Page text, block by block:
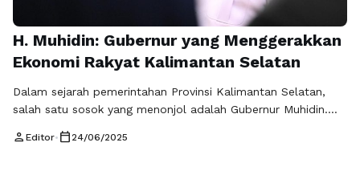
H. Muhidin: Gubernur yang Menggerakkan
Ekonomi Rakyat Kalimantan Selatan
Dalam sejarah pemerintahan Provinsi Kalimantan Selatan,
salah satu sosok yang menonjol adalah Gubernur Muhidin.
Muhidin, Provinsi Kalimantan Selatan tidak hanya
person Editor• calendar_today 24/06/2025